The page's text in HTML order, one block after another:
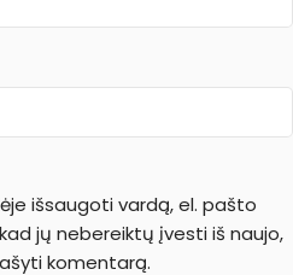
išsaugoti vardą, el. pašto
jų nebereiktų įvesti iš naujo,
komentarą.